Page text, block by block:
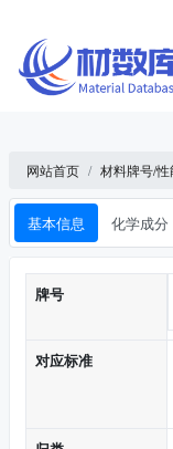
网站首页 材料牌号/性
基本信息 化学成分
基本信息
牌号
对应标准